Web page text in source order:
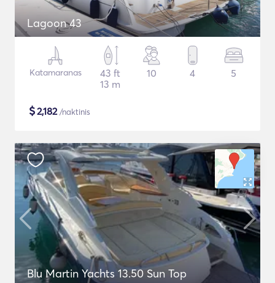
Lagoon 43
Katamaranas
43 ft
13 m
10 4 5
$2,182/naktinis
Blu Martin Yachts 13.50 Sun Top